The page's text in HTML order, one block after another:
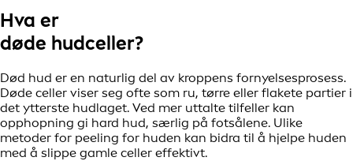
Hva er
døde hudceller?
Død hud er en naturlig del av kroppens fornyelsesprosess.
Døde celler viser seg ofte som ru, tørre eller flakete partier i
det ytterste hudlaget. Ved mer uttalte tilfeller kan
opphopning gi hard hud, særlig på fotsålene. Ulike
metoder for peeling for huden kan bidra til å hjelpe huden
med å slippe gamle celler effektivt.